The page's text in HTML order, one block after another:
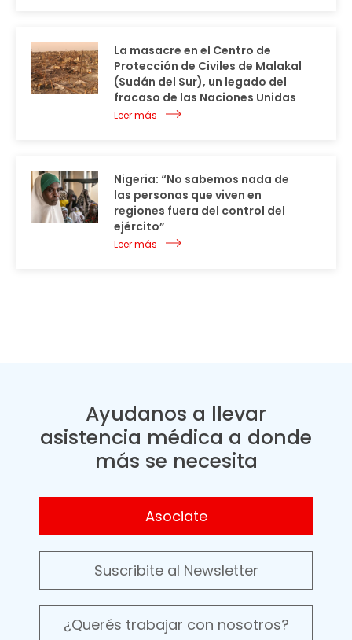
La masacre en el Centro de
Protección de Civiles de Malakal
(Sudán del Sur), un legado del
fracaso de las Naciones Unidas
Leer más
Nigeria: “No sabemos nada de
las personas que viven en
regiones fuera del control del
ejército”
Leer más
Ayudanos a llevar
asistencia médica a donde
más se necesita
Asociate
Suscribite al Newsletter
¿Querés trabajar con nosotros?